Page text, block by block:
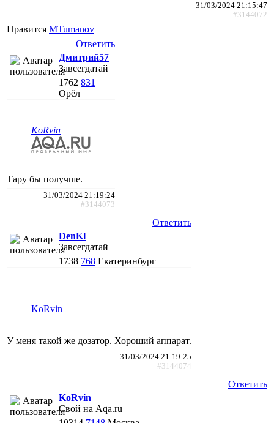
31/03/2024 21:15:47
#3144072
Нравится MTumanov
Ответить
Дмитрий57
Завсегдатай
1762 831
Орёл
KoRvin
Тару бы получше.
31/03/2024 21:19:24
#3144073
Ответить
DenKl
Завсегдатай
1738 768 Екатеринбург
KoRvin
У меня такой же дозатор. Хороший аппарат.
31/03/2024 21:19:25
#3144074
Ответить
KoRvin
Свой на Aqa.ru